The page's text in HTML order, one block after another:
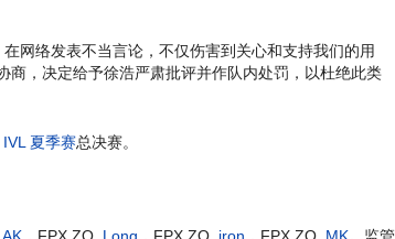
在网络发表不当言论，不仅伤害到关心和支持我们的用
商，决定给予徐浩严肃批评并作队内处罚，以杜绝此类
夏季赛总决赛。